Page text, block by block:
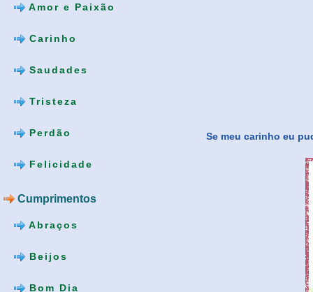
Amor e Paixão
Carinho
Saudades
Tristeza
Perdão
Felicidade
Cumprimentos
Abraços
Beijos
Bom Dia
Se meu carinho eu